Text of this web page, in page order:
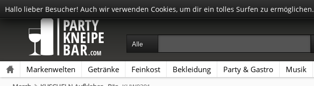
Markenwelten Getränke Feinkost Bekleidung Party & Gastro Musik
Hallo lieber Besucher! Auch wir verwenden Cookies, um dir ein tolles Surfen zu ermöglichen.